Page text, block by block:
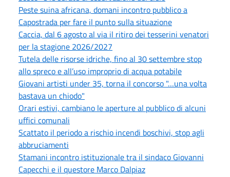
Peste suina africana, domani incontro pubblico a
Capostrada per fare il punto sulla situazione
Caccia, dal 6 agosto al via il ritiro dei tesserini venatori
per la stagione 2026/2027
Tutela delle risorse idriche, fino al 30 settembre stop
allo spreco e all’uso improprio di acqua potabile
Giovani artisti under 35, torna il concorso "…una volta
bastava un chiodo"
Orari estivi, cambiano le aperture al pubblico di alcuni
uffici comunali
Scattato il periodo a rischio incendi boschivi, stop agli
abbruciamenti
Stamani incontro istituzionale tra il sindaco Giovanni
Capecchi e il questore Marco Dalpiaz